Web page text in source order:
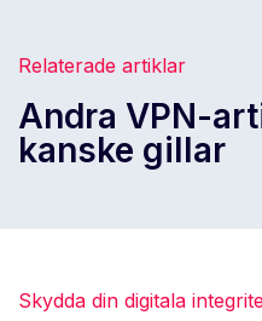
Relaterade artiklar
Andra VPN-
kanske gillar
Skydda din digitala